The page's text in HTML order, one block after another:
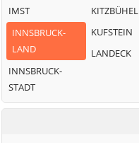
Gries am Brenner
Gries im Sellrain
Grinzens
Gschnitz
Brenner
IMST
INNSBRUCK-
LAND
INNSBRUCK-
STADT
KITZBÜHEL
KUFSTEIN
LANDECK